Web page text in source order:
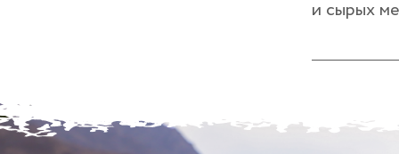
и сырых